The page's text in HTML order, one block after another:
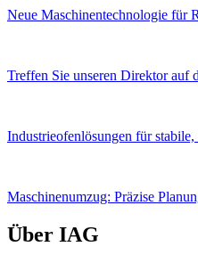
Neue Maschinentechnologie für
Treffen Sie unseren Direktor auf
Industrieofenlösungen für stabile,
Maschinenumzug: Präzise
Über IAG